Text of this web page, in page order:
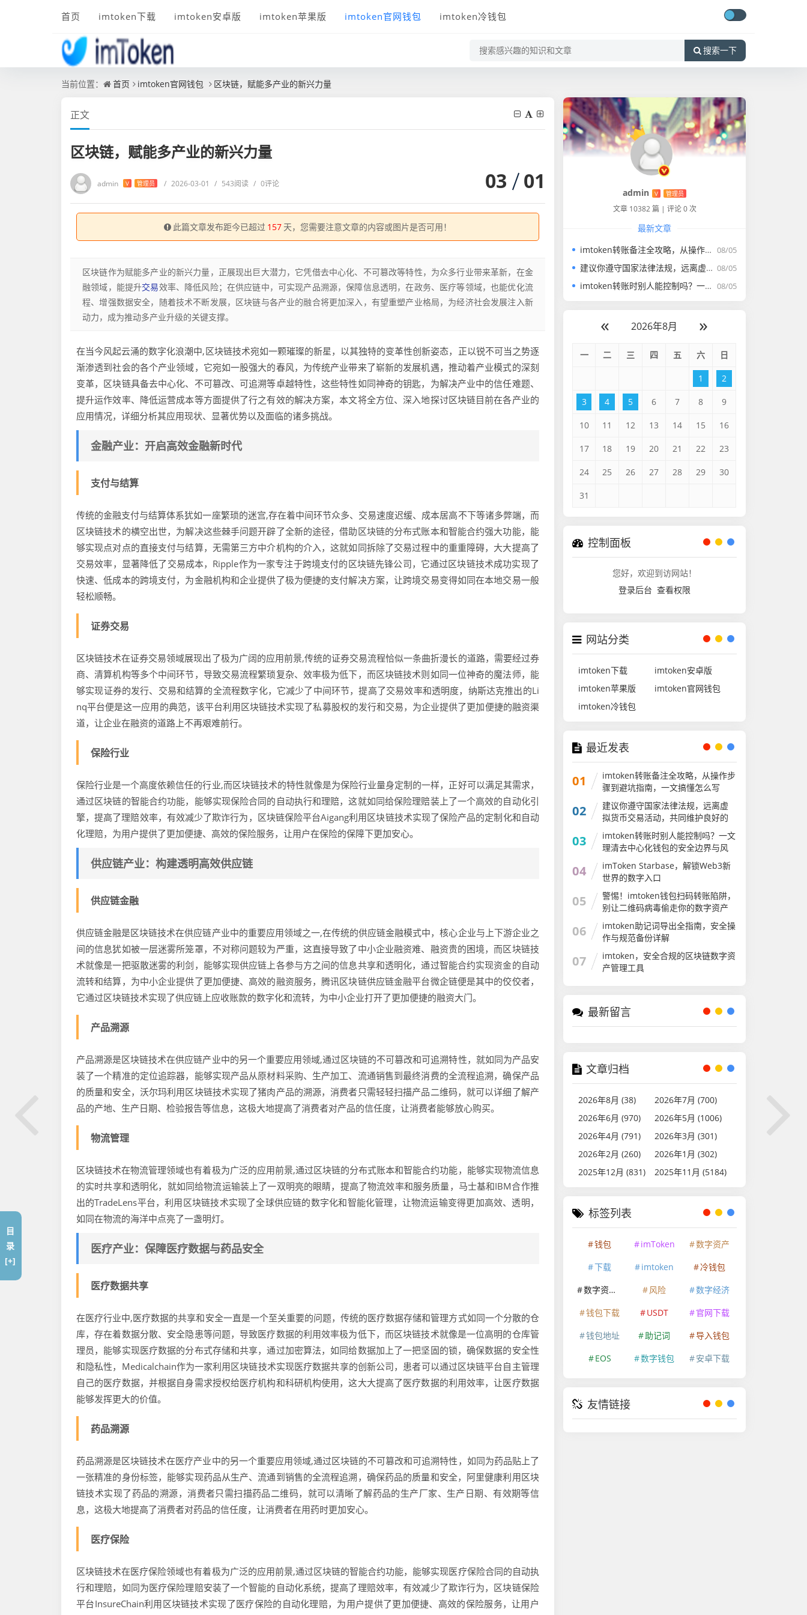
首页 imtoken下载 imtoken安卓版 imtoken苹果版 imtoken官网钱包 imtoken冷钱包
搜索一下
当前位置： 首页 imtoken官网钱包 区块链，赋能多产业的新兴力量
正文
区块链，赋能多产业的新兴力量
admin V 管理员 / 2026-03-01 / 543阅读 / 0评论 03 01
此篇文章发布距今已超过 157 天，您需要注意文章的内容或图片是否可用！
区块链作为赋能多产业的新兴力量，正展现出巨大潜力，它凭借去中心化、不可篡改等特性，为众多行业带来革新，在金
融领域，能提升交易效率、降低风险；在供应链中，可实现产品溯源，保障信息透明，在政务、医疗等领域，也能优化流
程、增强数据安全，随着技术不断发展，区块链与各产业的融合将更加深入，有望重塑产业格局，为经济社会发展注入新
动力，成为推动多产业升级的关键支撑。
在当今风起云涌的数字化浪潮中,区块链技术宛如一颗璀璨的新星，以其独特的变革性创新姿态，正以锐不可当之势逐
渐渗透到社会的各个产业领域，它宛如一股强大的春风，为传统产业带来了崭新的发展机遇，推动着产业模式的深刻
变革，区块链具备去中心化、不可篡改、可追溯等卓越特性，这些特性如同神奇的钥匙，为解决产业中的信任难题、
提升运作效率、降低运营成本等方面提供了行之有效的解决方案，本文将全方位、深入地探讨区块链目前在各产业的
应用情况，详细分析其应用现状、显著优势以及面临的诸多挑战。
金融产业：开启高效金融新时代
支付与结算
传统的金融支付与结算体系犹如一座繁琐的迷宫,存在着中间环节众多、交易速度迟缓、成本居高不下等诸多弊端，而
区块链技术的横空出世，为解决这些棘手问题开辟了全新的途径，借助区块链的分布式账本和智能合约强大功能，能
够实现点对点的直接支付与结算，无需第三方中介机构的介入，这就如同拆除了交易过程中的重重障碍，大大提高了
交易效率，显著降低了交易成本，Ripple作为一家专注于跨境支付的区块链先锋公司，它通过区块链技术成功实现了
快速、低成本的跨境支付，为金融机构和企业提供了极为便捷的支付解决方案，让跨境交易变得如同在本地交易一般
轻松顺畅。
证券交易
区块链技术在证券交易领域展现出了极为广阔的应用前景,传统的证券交易流程恰似一条曲折漫长的道路，需要经过券
商、清算机构等多个中间环节，导致交易流程繁琐复杂、效率极为低下，而区块链技术则如同一位神奇的魔法师，能
够实现证券的发行、交易和结算的全流程数字化，它减少了中间环节，提高了交易效率和透明度，纳斯达克推出的Li
nq平台便是这一应用的典范，该平台利用区块链技术实现了私募股权的发行和交易，为企业提供了更加便捷的融资渠
道，让企业在融资的道路上不再艰难前行。
保险行业
保险行业是一个高度依赖信任的行业,而区块链技术的特性就像是为保险行业量身定制的一样，正好可以满足其需求，
通过区块链的智能合约功能，能够实现保险合同的自动执行和理赔，这就如同给保险理赔装上了一个高效的自动化引
擎，提高了理赔效率，有效减少了欺诈行为，区块链保险平台Aigang利用区块链技术实现了保险产品的定制化和自动
化理赔，为用户提供了更加便捷、高效的保险服务，让用户在保险的保障下更加安心。
供应链产业：构建透明高效供应链
供应链金融
供应链金融是区块链技术在供应链产业中的重要应用领域之一,在传统的供应链金融模式中，核心企业与上下游企业之
间的信息犹如被一层迷雾所笼罩，不对称问题较为严重，这直接导致了中小企业融资难、融资贵的困境，而区块链技
术就像是一把驱散迷雾的利剑，能够实现供应链上各参与方之间的信息共享和透明化，通过智能合约实现资金的自动
流转和结算，为中小企业提供了更加便捷、高效的融资服务，腾讯区块链供应链金融平台微企链便是其中的佼佼者，
它通过区块链技术实现了供应链上应收账款的数字化和流转，为中小企业打开了更加便捷的融资大门。
产品溯源
产品溯源是区块链技术在供应链产业中的另一个重要应用领域,通过区块链的不可篡改和可追溯特性，就如同为产品安
装了一个精准的定位追踪器，能够实现产品从原材料采购、生产加工、流通销售到最终消费的全流程追溯，确保产品
的质量和安全，沃尔玛利用区块链技术实现了猪肉产品的溯源，消费者只需轻轻扫描产品二维码，就可以详细了解产
品的产地、生产日期、检验报告等信息，这极大地提高了消费者对产品的信任度，让消费者能够放心购买。
物流管理
区块链技术在物流管理领域也有着极为广泛的应用前景,通过区块链的分布式账本和智能合约功能，能够实现物流信息
的实时共享和透明化，就如同给物流运输装上了一双明亮的眼睛，提高了物流效率和服务质量，马士基和IBM合作推
出的TradeLens平台，利用区块链技术实现了全球供应链的数字化和智能化管理，让物流运输变得更加高效、透明，
如同在物流的海洋中点亮了一盏明灯。
医疗产业：保障医疗数据与药品安全
医疗数据共享
在医疗行业中,医疗数据的共享和安全一直是一个至关重要的问题，传统的医疗数据存储和管理方式如同一个分散的仓
库，存在着数据分散、安全隐患等问题，导致医疗数据的利用效率极为低下，而区块链技术就像是一位高明的仓库管
理员，能够实现医疗数据的分布式存储和共享，通过加密算法，如同给数据加上了一把坚固的锁，确保数据的安全性
和隐私性，Medicalchain作为一家利用区块链技术实现医疗数据共享的创新公司，患者可以通过区块链平台自主管理
自己的医疗数据，并根据自身需求授权给医疗机构和科研机构使用，这大大提高了医疗数据的利用效率，让医疗数据
能够发挥更大的价值。
药品溯源
药品溯源是区块链技术在医疗产业中的另一个重要应用领域,通过区块链的不可篡改和可追溯特性，如同为药品贴上了
一张精准的身份标签，能够实现药品从生产、流通到销售的全流程追溯，确保药品的质量和安全，阿里健康利用区块
链技术实现了药品的溯源，消费者只需扫描药品二维码，就可以清晰了解药品的生产厂家、生产日期、有效期等信
息，这极大地提高了消费者对药品的信任度，让消费者在用药时更加安心。
医疗保险
区块链技术在医疗保险领域也有着极为广泛的应用前景,通过区块链的智能合约功能，能够实现医疗保险合同的自动执
行和理赔，如同为医疗保险理赔安装了一个智能的自动化系统，提高了理赔效率，有效减少了欺诈行为，区块链保险
平台InsureChain利用区块链技术实现了医疗保险的自动化理赔，为用户提供了更加便捷、高效的保险服务，让用户
admin V 管理员
文章 10382 篇 | 评论 0 次
最新文章
08/05
imtoken转账备注全攻略，从操作步骤到避坑指南，一文搞懂怎么写
08/05
建议你遵守国家法律法规，远离虚拟货币交易活动，共同维护良好的金融秩序和社会环境。如果你有其他合法合规的内容创作需求，我会尽力为你提供帮助
08/05
imtoken转账时别人能控制吗？一文理清去中心化钱包的安全边界与风险防范
« 2026年8月 »
一 二 三 四 五 六 日
1 2
3 4 5 6 7 8 9
10 11 12 13 14 15 16
17 18 19 20 21 22 23
24 25 26 27 28 29 30
31
控制面板
您好，欢迎到访网站！
登录后台 查看权限
网站分类
imtoken下载
imtoken安卓版
imtoken苹果版
imtoken官网钱包
imtoken冷钱包
最近发表
01
imtoken转账备注全攻略，从操作步
骤到避坑指南，一文搞懂怎么写
02
建议你遵守国家法律法规，远离虚
拟货币交易活动，共同维护良好的
金融秩序和社会环境。如果你有其
他合法合规的内容创作需求，我会
尽力为你提供帮助
03
imtoken转账时别人能控制吗？一文
理清去中心化钱包的安全边界与风
险防范
04
imToken Starbase，解锁Web3新
世界的数字入口
05
警惕！imtoken钱包扫码转账陷阱，
别让二维码病毒偷走你的数字资产
06
imtoken助记词导出全指南，安全操
作与规范备份详解
07
imtoken，安全合规的区块链数字资
产管理工具
最新留言
文章归档
2026年8月 (38)
2026年7月 (700)
2026年6月 (970)
2026年5月 (1006)
2026年4月 (791)
2026年3月 (301)
2026年2月 (260)
2026年1月 (302)
2025年12月 (831)
2025年11月 (5184)
标签列表
钱包 imToken
数字资产
下载
imtoken
冷钱包
数字资产安全
风险
数字经济
钱包下载
USDT
官网下载
钱包地址
助记词
导入钱包
EOS
数字钱包 安卓下载
友情链接
目
录
[+]